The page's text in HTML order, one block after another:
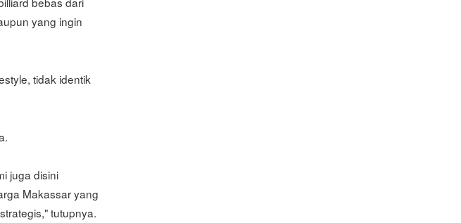
yang ingin
tidak identik
juga disini
Makassar yang
tutupnya.